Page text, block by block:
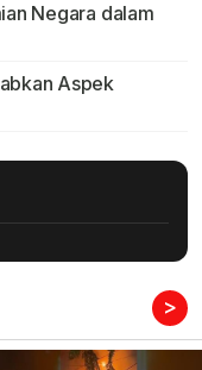
Negara dalam
Aspek
>